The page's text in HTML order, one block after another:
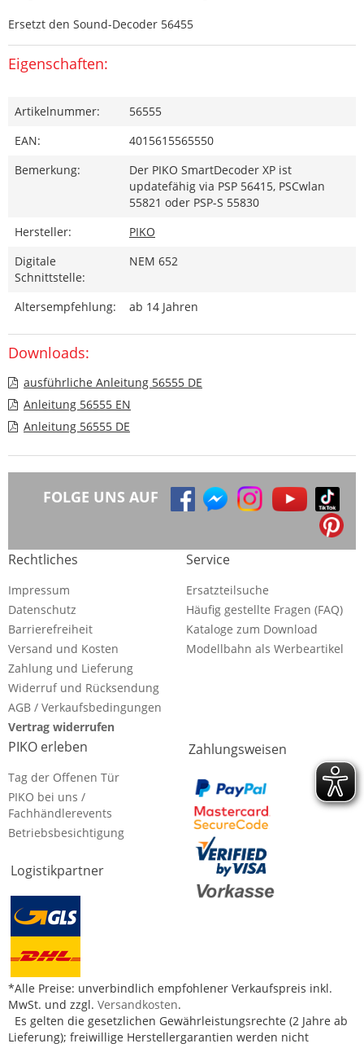
Ersetzt den Sound-Decoder 56455
Eigenschaften:
Artikelnummer:
56555
EAN:
4015615565550
Bemerkung:
Der PIKO SmartDecoder XP ist
updatefähig via PSP 56415, PSCwlan
55821 oder PSP-S 55830
Hersteller:
PIKO
Digitale
Schnittstelle:
NEM 652
Altersempfehlung: ab 14 Jahren
Downloads:
ausführliche Anleitung 56555 DE
Anleitung 56555 EN
Anleitung 56555 DE
FOLGE UNS AUF
Rechtliches
Impressum
Datenschutz
Barrierefreiheit
Versand und Kosten
Zahlung und Lieferung
Widerruf und Rücksendung
AGB / Verkaufsbedingungen
Vertrag widerrufen
Service
Ersatzteilsuche
Häufig gestellte Fragen (FAQ)
Kataloge zum Download
Modellbahn als Werbeartikel
PIKO erleben
Tag der Offenen Tür
PIKO bei uns /
Fachhändlerevents
Betriebsbesichtigung
Logistikpartner
Zahlungsweisen
*Alle Preise: unverbindlich empfohlener Verkaufspreis inkl.
MwSt. und zzgl. Versandkosten.
Es gelten die gesetzlichen Gewährleistungsrechte (2 Jahre ab
Lieferung); freiwillige Herstellergarantien werden nicht